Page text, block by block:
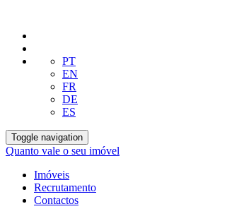
PT
EN
FR
DE
ES
Toggle navigation
Quanto vale o seu imóvel
Imóveis
Recrutamento
Contactos